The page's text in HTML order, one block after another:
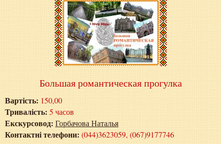
Большая романтическая прогулка
Вартість: 150,00
Тривалість: 5 часов
Екскурсовод: Горбачова Наталья
Контактні телефони: (044)3623059, (067)9177746